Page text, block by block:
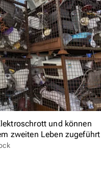
und können
zweiten Leben zugeführt